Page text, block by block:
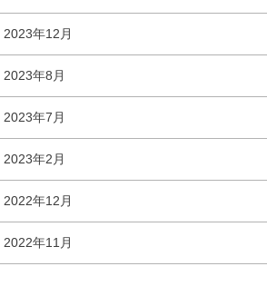
2023年12月
2023年8月
2023年7月
2023年2月
2022年12月
2022年11月